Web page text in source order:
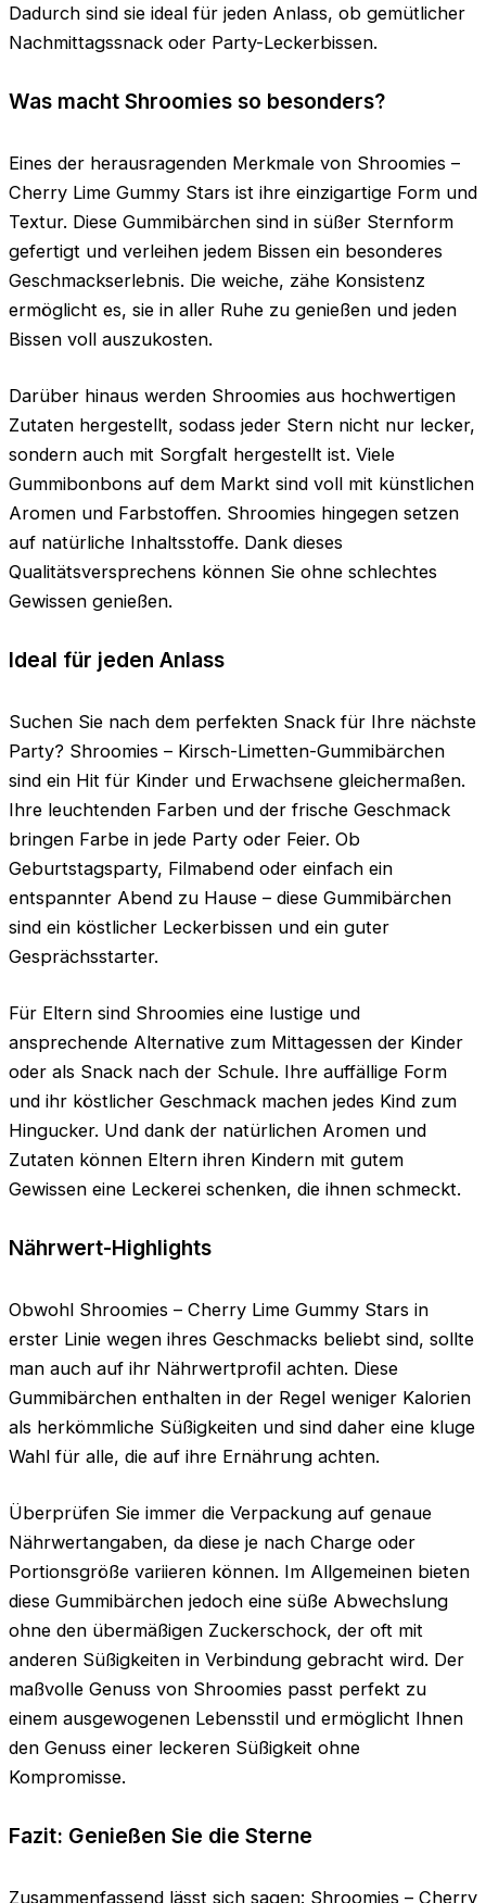
Dadurch sind sie ideal für jeden Anlass, ob gemütlicher
Nachmittagssnack oder Party-Leckerbissen.
Was macht Shroomies so besonders?
Eines der herausragenden Merkmale von Shroomies –
Cherry Lime Gummy Stars ist ihre einzigartige Form und
Textur. Diese Gummibärchen sind in süßer Sternform
gefertigt und verleihen jedem Bissen ein besonderes
Geschmackserlebnis. Die weiche, zähe Konsistenz
ermöglicht es, sie in aller Ruhe zu genießen und jeden
Bissen voll auszukosten.
Darüber hinaus werden Shroomies aus hochwertigen
Zutaten hergestellt, sodass jeder Stern nicht nur lecker,
sondern auch mit Sorgfalt hergestellt ist. Viele
Gummibonbons auf dem Markt sind voll mit künstlichen
Aromen und Farbstoffen. Shroomies hingegen setzen
auf natürliche Inhaltsstoffe. Dank dieses
Qualitätsversprechens können Sie ohne schlechtes
Gewissen genießen.
Ideal für jeden Anlass
Suchen Sie nach dem perfekten Snack für Ihre nächste
Party? Shroomies – Kirsch-Limetten-Gummibärchen
sind ein Hit für Kinder und Erwachsene gleichermaßen.
Ihre leuchtenden Farben und der frische Geschmack
bringen Farbe in jede Party oder Feier. Ob
Geburtstagsparty, Filmabend oder einfach ein
entspannter Abend zu Hause – diese Gummibärchen
sind ein köstlicher Leckerbissen und ein guter
Gesprächsstarter.
Für Eltern sind Shroomies eine lustige und
ansprechende Alternative zum Mittagessen der Kinder
oder als Snack nach der Schule. Ihre auffällige Form
und ihr köstlicher Geschmack machen jedes Kind zum
Hingucker. Und dank der natürlichen Aromen und
Zutaten können Eltern ihren Kindern mit gutem
Gewissen eine Leckerei schenken, die ihnen schmeckt.
Nährwert-Highlights
Obwohl Shroomies – Cherry Lime Gummy Stars in
erster Linie wegen ihres Geschmacks beliebt sind, sollte
man auch auf ihr Nährwertprofil achten. Diese
Gummibärchen enthalten in der Regel weniger Kalorien
als herkömmliche Süßigkeiten und sind daher eine kluge
Wahl für alle, die auf ihre Ernährung achten.
Überprüfen Sie immer die Verpackung auf genaue
Nährwertangaben, da diese je nach Charge oder
Portionsgröße variieren können. Im Allgemeinen bieten
diese Gummibärchen jedoch eine süße Abwechslung
ohne den übermäßigen Zuckerschock, der oft mit
anderen Süßigkeiten in Verbindung gebracht wird. Der
maßvolle Genuss von Shroomies passt perfekt zu
einem ausgewogenen Lebensstil und ermöglicht Ihnen
den Genuss einer leckeren Süßigkeit ohne
Kompromisse.
Fazit: Genießen Sie die Sterne
Zusammenfassend lässt sich sagen: Shroomies – Cherry